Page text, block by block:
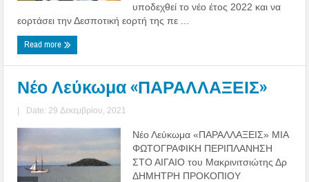
υποδεχθεί το νέο έτος 2022 και να
εορτάσει την Δεσποτική εορτή της πε ...
Read more
Νέο Λεύκωμα «ΠΑΡΑΛΛΑΞΕΙΣ»
| Date: 29 Δεκεμβρίου, 2021
Νέο Λεύκωμα «ΠΑΡΑΛΛΑΞΕΙΣ» ΜΙΑ
ΦΩΤΟΓΡΑΦΙΚΗ ΠΕΡΙΠΛΑΝΗΣΗ
ΣΤΟ ΑΙΓΑΙΟ του Μακρινιτσιώτης Δρ
ΔΗΜΗΤΡΗ ΠΡΟΚΟΠΙΟΥ